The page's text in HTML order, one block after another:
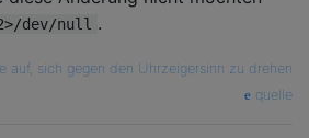
dev/null .
auf, sich gegen den Uhrzeigersinn zu drehen
quelle